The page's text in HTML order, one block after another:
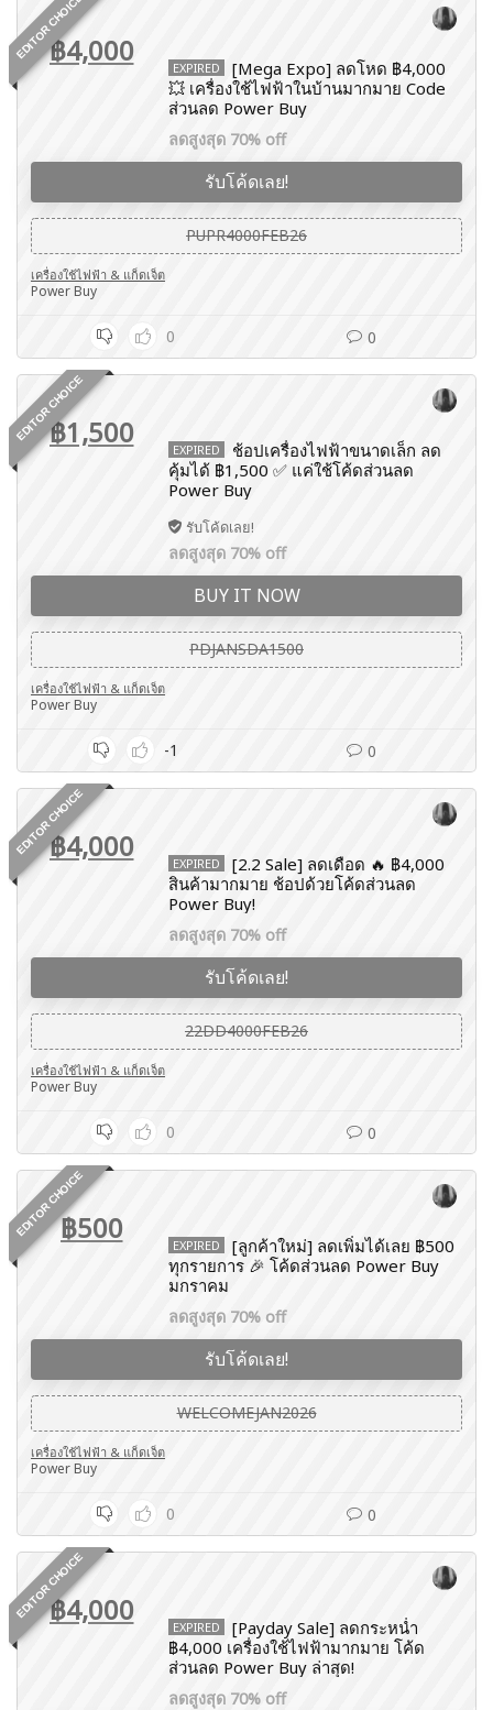
EDITOR CHOICE฿4,000 EXPIRED
[Mega Expo] ลดโหด ฿4,000
💥 เครื่องใช้ไฟฟ้าในบ้านมากมาย Code
ส่วนลด Power Buy
ลดสูงสุด 70% off
รับโค้ดเลย!
PUPR4000FEB26
เครื่องใช้ไฟฟ้า & แก็ดเจ็ต
Power Buy
0 0
EDITOR CHOICE฿1,500 EXPIRED
ช้อปเครื่องไฟฟ้าขนาดเล็ก ลด
คุ้มได้ ฿1,500 ✅ แค่ใช้โค้ดส่วนลด
Power Buy
รับโค้ดเลย!
ลดสูงสุด 70% off
BUY IT NOW
PDJANSDA1500
เครื่องใช้ไฟฟ้า & แก็ดเจ็ต
Power Buy
-1 0
EDITOR CHOICE฿4,000 EXPIRED
[2.2 Sale] ลดเดือด 🔥 ฿4,000
สินค้ามากมาย ช้อปด้วยโค้ดส่วนลด
Power Buy!
ลดสูงสุด 70% off
รับโค้ดเลย!
22DD4000FEB26
เครื่องใช้ไฟฟ้า & แก็ดเจ็ต
Power Buy
0 0
EDITOR CHOICE฿500 EXPIRED
[ลูกค้าใหม่] ลดเพิ่มได้เลย ฿500
ทุกรายการ 🎉 โค้ดส่วนลด Power Buy
มกราคม
ลดสูงสุด 70% off
รับโค้ดเลย!
WELCOMEJAN2026
เครื่องใช้ไฟฟ้า & แก็ดเจ็ต
Power Buy
0 0
EDITOR CHOICE฿4,000 EXPIRED
[Payday Sale] ลดกระหน่ำ
฿4,000 เครื่องใช้ไฟฟ้ามากมาย โค้ด
ส่วนลด Power Buy ล่าสุด!
ลดสูงสุด 70% off